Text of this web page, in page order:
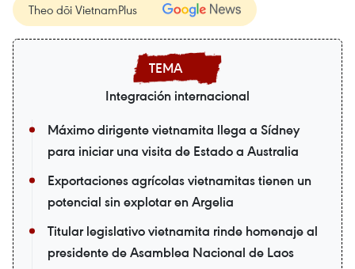
Theo dõi VietnamPlus
Integración internacional
Máximo dirigente vietnamita llega a Sídney
para iniciar una visita de Estado a Australia
Exportaciones agrícolas vietnamitas tienen un
potencial sin explotar en Argelia
Titular legislativo vietnamita rinde homenaje al
presidente de Asamblea Nacional de Laos